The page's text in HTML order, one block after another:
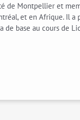
de Montpellier et
et en Afrique.
base au cours de